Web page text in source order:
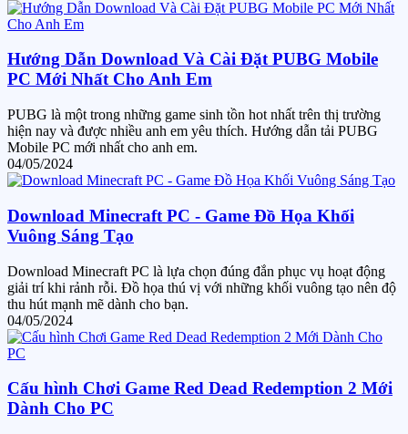
Hướng Dẫn Download Và Cài Đặt PUBG Mobile
PC Mới Nhất Cho Anh Em
PUBG là một trong những game sinh tồn hot nhất trên thị trường
hiện nay và được nhiều anh em yêu thích. Hướng dẫn tải PUBG
Mobile PC mới nhất cho anh em.
04/05/2024
Download Minecraft PC - Game Đồ Họa Khối
Vuông Sáng Tạo
Download Minecraft PC là lựa chọn đúng đắn phục vụ hoạt động
giải trí khi rảnh rỗi. Đồ họa thú vị với những khối vuông tạo nên độ
thu hút mạnh mẽ dành cho bạn.
04/05/2024
Cấu hình Chơi Game Red Dead Redemption 2 Mới
Dành Cho PC